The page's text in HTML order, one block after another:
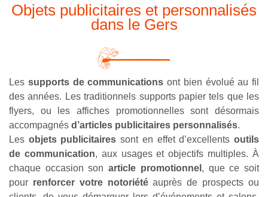
Objets publicitaires et personnalisés
dans le Gers
Les supports de communications ont bien évolué au fil
des années. Les traditionnels supports papier tels que les
flyers, ou les affiches promotionnelles sont désormais
accompagnés d’articles publicitaires personnalisés.
Les objets publicitaires sont en effet d’excellentsoutils
de communication, aux usages et objectifs multiples. À
chaque occasion sonarticle promotionnel , que ce soit
pour renforcer votre notoriétéauprès de prospects ou